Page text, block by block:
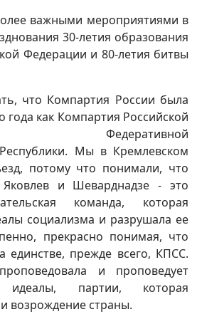
важными мероприятиями в
30-летия образования
Федерации и 80-летия битвы
что Компартия России была
года как Компартия Российской
Федеративной
Мы в Кремлевском
потому что понимали, что
Яковлев и Шеварднадзе - это
команда, которая
социализма и разрушала ее
прекрасно понимая, что
единстве, прежде всего, КПСС.
и проповедует
идеалы, партии, которая
возрождение страны.